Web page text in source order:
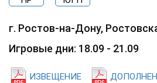
г. Ростов-на-Дону,
Игровые дни: 18.09 - 21.09
ИЗВЕЩЕНИЕ